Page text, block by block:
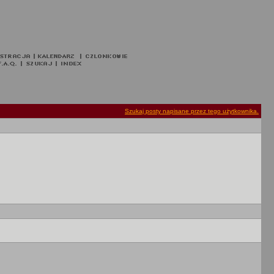
Szukaj posty napisane przez tego użytkownika.